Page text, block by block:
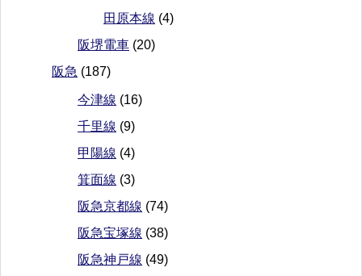
田原本線 (4)
阪堺電車 (20)
阪急 (187)
今津線 (16)
千里線 (9)
甲陽線 (4)
箕面線 (3)
阪急京都線 (74)
阪急宝塚線 (38)
阪急神戸線 (49)